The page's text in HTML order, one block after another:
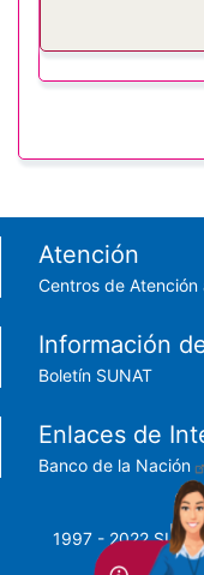
Footer menu
Atención
Centros de
Información
Boletín SUNAT
Enlaces de
Banco de la Nación
1997 - 2022